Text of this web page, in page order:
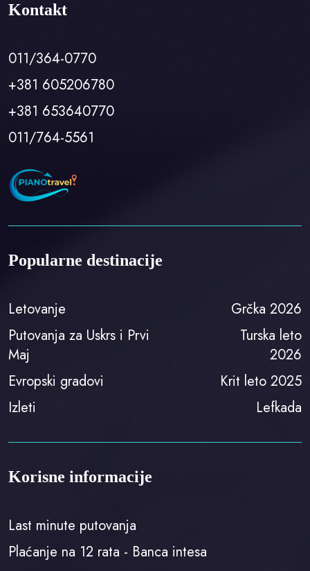
Kontakt
011/364-0770
+381 605206780
+381 653640770
011/764-5561
Popularne destinacije
Letovanje
Putovanja za Uskrs i Prvi
Maj
Evropski gradovi
Izleti
Grčka 2026
Turska leto
2026
Krit leto 2025
Lefkada
Korisne informacije
Last minute putovanja
Plaćanje na 12 rata - Banca intesa